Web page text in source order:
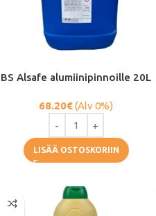
BS Alsafe alumiinipinnoille 20L
68.20€(Alv 0%)
LISÄÄ OSTOSKORIIN